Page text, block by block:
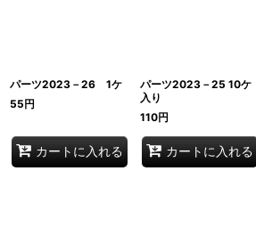
パーツ2023－26 1ケ
55円
カートに入れる
パーツ2023－25 10ケ
入り
110円
カートに入れる